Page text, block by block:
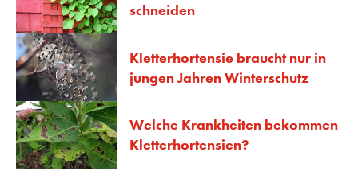
schneiden
Kletterhortensie braucht nur in
jungen Jahren Winterschutz
Welche Krankheiten bekommen
Kletterhortensien?